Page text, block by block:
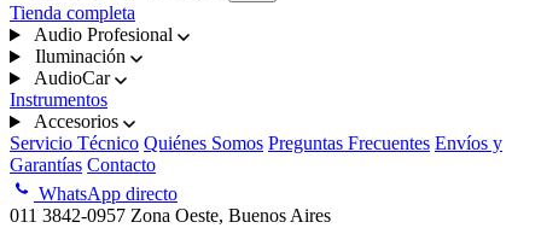
Tienda completa
Audio Profesional
Iluminación
AudioCar
Instrumentos
Accesorios
Servicio Técnico Quiénes Somos Preguntas Frecuentes Envíos y
Garantías Contacto
WhatsApp directo
011 3842-0957 Zona Oeste, Buenos Aires